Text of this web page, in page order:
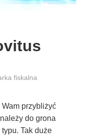
fiskalna
przybliżyć
do grona
Tak duże